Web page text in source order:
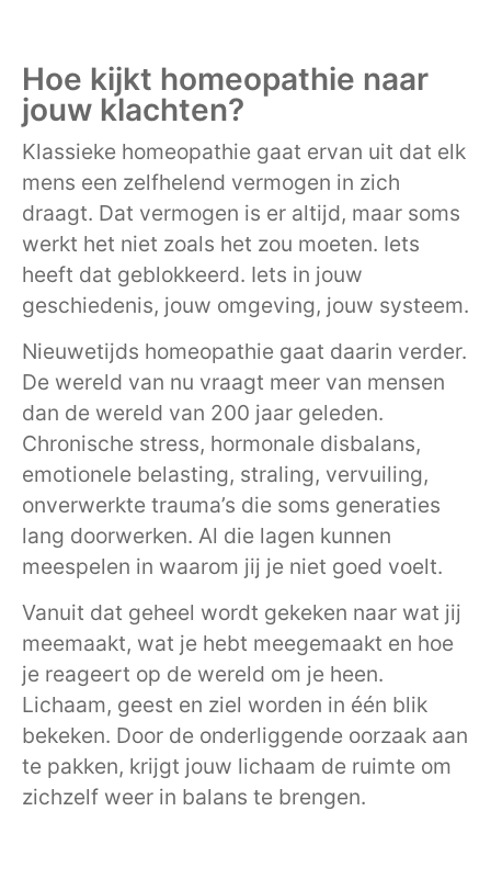
Hoe kijkt homeopathie naar
jouw klachten?
Klassieke homeopathie gaat ervan uit dat elk
mens een zelfhelend vermogen in zich
draagt. Dat vermogen is er altijd, maar soms
werkt het niet zoals het zou moeten. Iets
heeft dat geblokkeerd. Iets in jouw
geschiedenis, jouw omgeving, jouw systeem.
Nieuwetijds homeopathie gaat daarin verder.
De wereld van nu vraagt meer van mensen
dan de wereld van 200 jaar geleden.
Chronische stress, hormonale disbalans,
emotionele belasting, straling, vervuiling,
onverwerkte trauma’s die soms generaties
lang doorwerken. Al die lagen kunnen
meespelen in waarom jij je niet goed voelt.
Vanuit dat geheel wordt gekeken naar wat jij
meemaakt, wat je hebt meegemaakt en hoe
je reageert op de wereld om je heen.
Lichaam, geest en ziel worden in één blik
bekeken. Door de onderliggende oorzaak aan
te pakken, krijgt jouw lichaam de ruimte om
zichzelf weer in balans te brengen.